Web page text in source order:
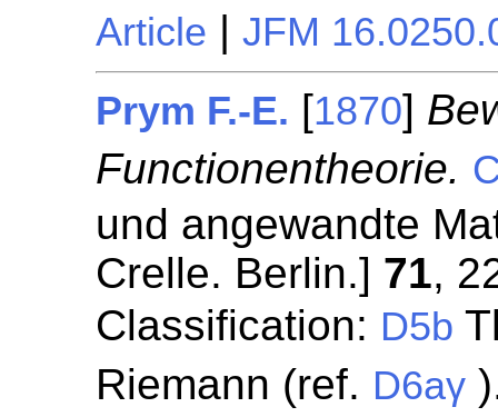
Article |JFM
Prym F.-E. [1870]
Functionentheorie.
und angewandte
Crelle. Berlin.] 71,
Classification: D5b
Riemann (ref. D6aγ